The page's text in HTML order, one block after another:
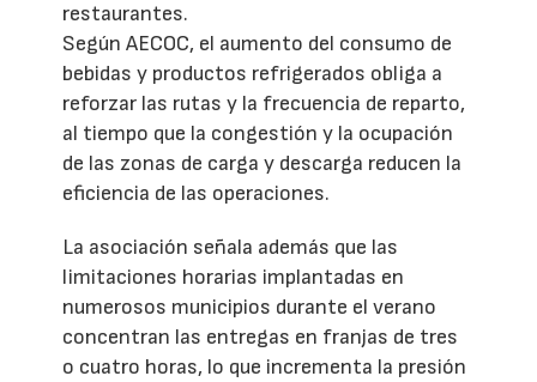
restaurantes.
Según AECOC, el aumento del consumo de
bebidas y productos refrigerados obliga a
reforzar las rutas y la frecuencia de reparto,
al tiempo que la congestión y la ocupación
de las zonas de carga y descarga reducen la
eficiencia de las operaciones.
La asociación señala además que las
limitaciones horarias implantadas en
numerosos municipios durante el verano
concentran las entregas en franjas de tres
o cuatro horas, lo que incrementa la presión